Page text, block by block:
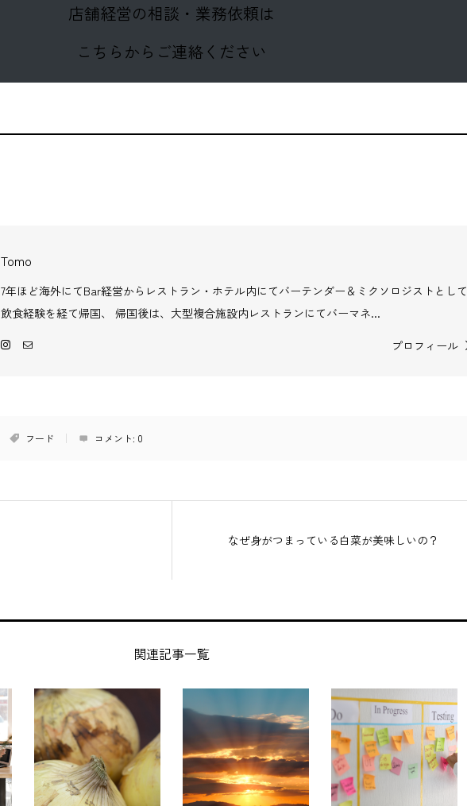
店舗経営の相談・業務依頼は
こちらからご連絡ください
Tomo
7年ほど海外にてBar経営からレストラン・ホテル内にてバーテンダー＆ミクソロジストとして
飲食経験を経て帰国、 帰国後は、大型複合施設内レストランにてバーマネ...
プロフィール
フード コメント: 0
なぜ身がつまっている白菜が美味しいの？
関連記事一覧